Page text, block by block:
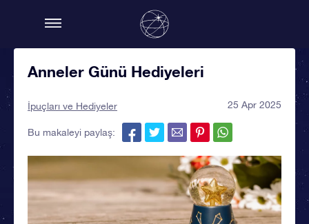
Anneler Günü Hediyeleri
İpuçları ve Hediyeler 25 Apr 2025
Bu makaleyi paylaş: